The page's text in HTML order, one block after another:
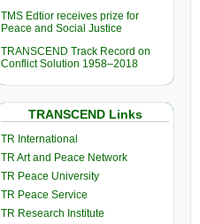
TMS Edtior receives prize for
Peace and Social Justice
TRANSCEND Track Record on
Conflict Solution 1958–2018
TRANSCEND Links
TR International
TR Art and Peace Network
TR Peace University
TR Peace Service
TR Research Institute